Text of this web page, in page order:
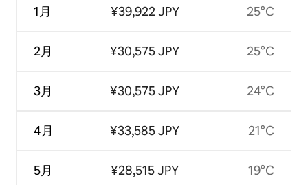
1月
2月
3月
4月
5月
¥39,922 JPY
¥30,575 JPY
¥30,575 JPY
¥33,585 JPY
¥28,515 JPY
25°C
25°C
24°C
21°C
19°C